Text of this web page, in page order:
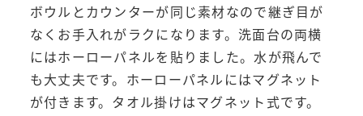
ボウルとカウンターが同じ素材なので継ぎ目が
なくお手入れがラクになります。洗面台の両横
にはホーローパネルを貼りました。水が飛んで
も大丈夫です。ホーローパネルにはマグネット
が付きます。タオル掛けはマグネット式です。